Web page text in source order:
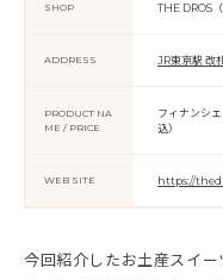
SHOP THE DROS（
ADDRESS JR東京駅 改
PRODUCT NA
ME / PRICE
フィナンシ
込）
WEB SITE https://
今回紹介したお土産スイ